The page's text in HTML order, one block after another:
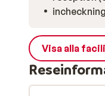
incheckning
Visa alla